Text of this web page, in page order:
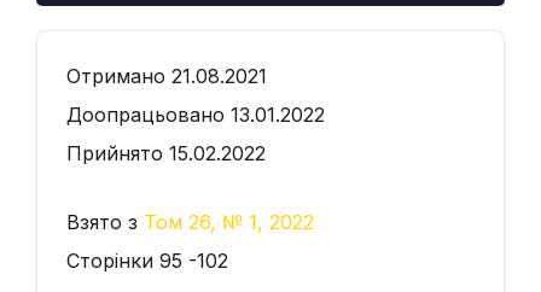
Отримано 21.08.2021
Доопрацьовано 13.01.2022
Прийнято 15.02.2022
Взято з Том 26, № 1, 2022
Сторінки 95 -102